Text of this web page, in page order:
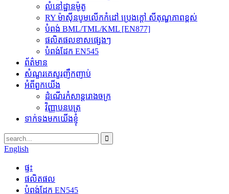
លំនៅដ្ឋានម៉ូតូ
RY ម៉ាស៊ីនបូមលើកកំដៅ ប្រេងក្តៅ សីតុណ្ហភាពខ្ពស់
បំពង់ BML/TML/KML [EN877]
ផលិតផលខាសផ្សេងៗ
បំពង់ដែក EN545
ព័ត៌មាន
សំណួរគេសួរញឹកញាប់
អំពីពួកយើង
ដំណើរកំសាន្តរោងចក្រ
វិញ្ញាបនបត្រ
ទាក់ទងមកយើងខ្ញុំ
English
ផ្ទះ
ផលិតផល
បំពង់ដែក EN545